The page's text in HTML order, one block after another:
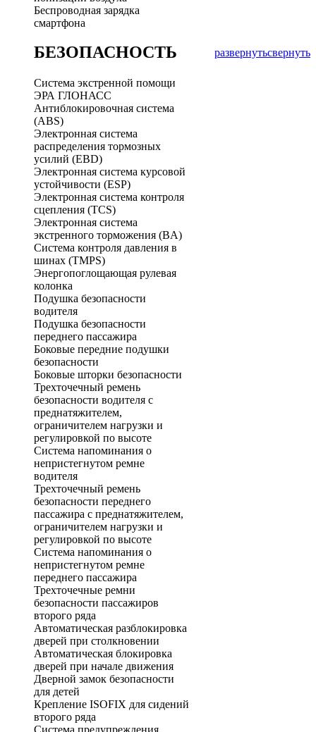
Беспроводная зарядка
смартфона
БЕЗОПАСНОСТЬ развернутьсвернуть
Система экстренной помощи
ЭРА ГЛОНАСС
Антиблокировочная система
(ABS)
Электронная система
распределения тормозных
усилий (EBD)
Электронная система курсовой
устойчивости (ESP)
Электронная система контроля
сцепления (TCS)
Электронная система
экстренного торможения (BA)
Система контроля давления в
шинах (TMPS)
Энергопоглощающая рулевая
колонка
Подушка безопасности
водителя
Подушка безопасности
переднего пассажира
Боковые передние подушки
безопасности
Боковые шторки безопасности
Трехточечный ремень
безопасности водителя с
преднатяжителем,
ограничителем нагрузки и
регулировкой по высоте
Система напоминания о
непристегнутом ремне
водителя
Трехточечный ремень
безопасности переднего
пассажира с преднатяжителем,
ограничителем нагрузки и
регулировкой по высоте
Система напоминания о
непристегнутом ремне
переднего пассажира
Трехточечные ремни
безопасности пассажиров
второго ряда
Автоматическая разблокировка
дверей при столкновении
Автоматическая блокировка
дверей при начале движения
Дверной замок безопасности
для детей
Крепление ISOFIX для сидений
второго ряда
Система предупреждения